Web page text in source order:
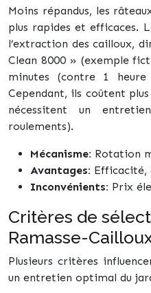
Moins répandus, les
plus rapides et efficaces.
l’extraction des cailloux,
Clean 8000 » (exemple
minutes (contre 1 heure
Cependant, ils coûtent
nécessitent un
roulements).
Mécanisme: Rotation
Avantages: Efficacité,
Inconvénients: Prix
Critères de
Ramasse-
Plusieurs critères
un entretien optimal du